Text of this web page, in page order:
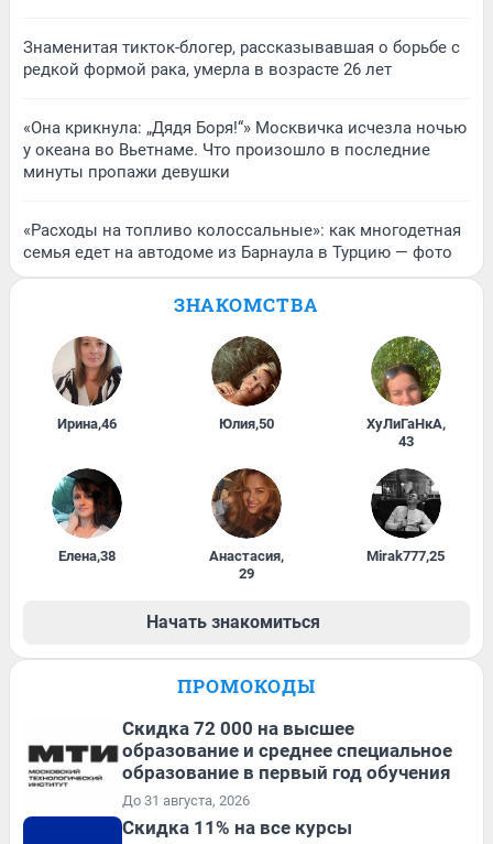
Знаменитая тикток-блогер, рассказывавшая о борьбе с
редкой формой рака, умерла в возрасте 26 лет
«Она крикнула: „Дядя Боря!“» Москвичка исчезла ночью
у океана во Вьетнаме. Что произошло в последние
минуты пропажи девушки
«Расходы на топливо колоссальные»: как многодетная
семья едет на автодоме из Барнаула в Турцию — фото
ЗНАКОМСТВА
Ирина,46 Юлия,50 ХуЛиГаНкА,
43
Елена,38 Анастасия,
29
Mirak777,25
Начать знакомиться
ПРОМОКОДЫ
Скидка 72 000 на высшее
образование и среднее специальное
образование в первый год обучения
До 31 августа, 2026
Скидка 11% на все курсы